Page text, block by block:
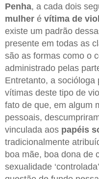
Penha, a cada dois
mulher é vítima de
existe um padrão
presente em todas as
são as formas como o
administrado pelas
Entretanto, a socióloga
vítimas deste tipo de
fato de que, em algum
pessoais,
vinculada aos papéis
tradicionalmente
boa mãe, boa dona de
sexualidade